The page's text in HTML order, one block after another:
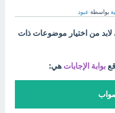
بواسطة عبود
لابد من اختيار موضوعات ذات
بوابة الإجابات هي: